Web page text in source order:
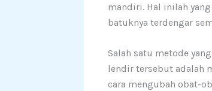
mandiri. Hal inilah
batuknya terdengar
Salah satu metode
lendir tersebut adalah
cara mengubah obat-